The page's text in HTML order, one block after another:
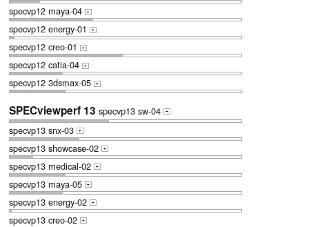
specvp12 maya-04 +
specvp12 energy-01 +
specvp12 creo-01 +
specvp12 catia-04 +
specvp12 3dsmax-05 +
SPECviewperf 13 specvp13 sw-04 +
specvp13 snx-03 +
specvp13 showcase-02 +
specvp13 medical-02 +
specvp13 maya-05 +
specvp13 energy-02 +
specvp13 creo-02 +